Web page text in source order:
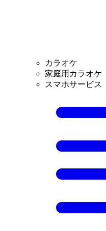
カラオケ
家庭用カラオケ
スマホサービス